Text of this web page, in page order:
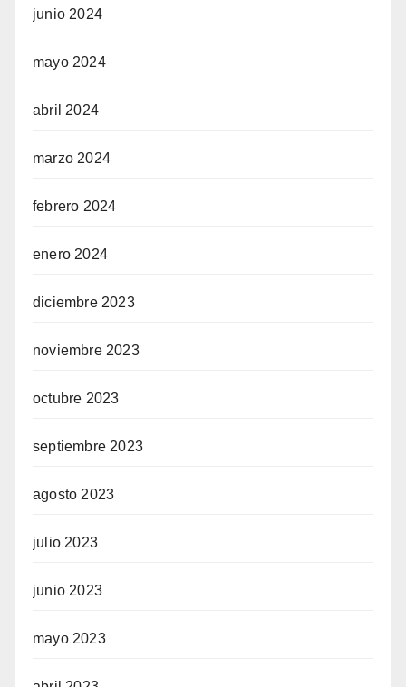
junio 2024
mayo 2024
abril 2024
marzo 2024
febrero 2024
enero 2024
diciembre 2023
noviembre 2023
octubre 2023
septiembre 2023
agosto 2023
julio 2023
junio 2023
mayo 2023